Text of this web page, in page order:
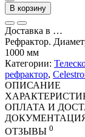
В корзину
Доставка в …
Рефрактор.
1000 мм
Категории:
рефрактор,
ОПИСАНИЕ
ОПЛАТА И
ОТЗЫВЫ 0